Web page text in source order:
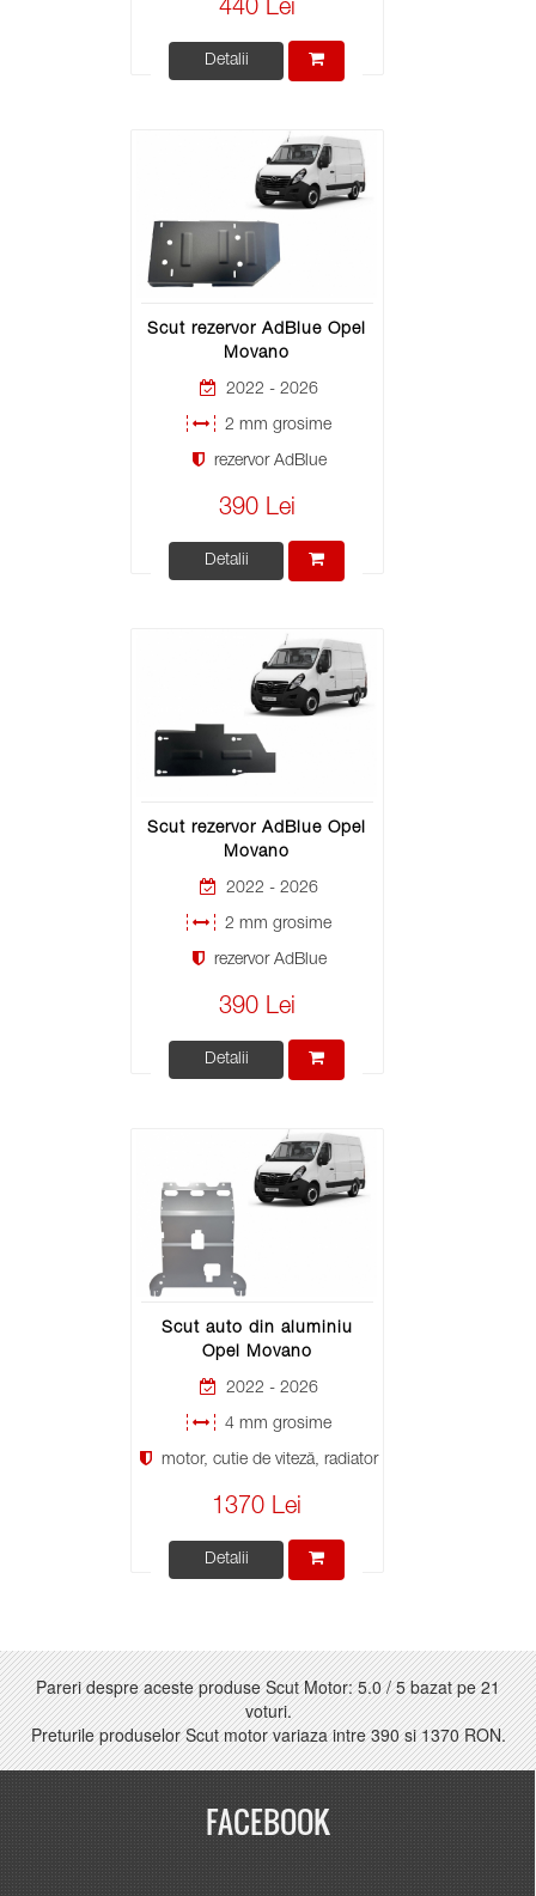
440 Lei
Detalii
Scut rezervor AdBlue Opel
Movano
2022 - 2026
2 mm grosime
rezervor AdBlue
390 Lei
Detalii
Scut rezervor AdBlue Opel
Movano
2022 - 2026
2 mm grosime
rezervor AdBlue
390 Lei
Detalii
Scut auto din aluminiu
Opel Movano
2022 - 2026
4 mm grosime
motor, cutie de viteză, radiator
1370 Lei
Detalii
Pareri despre aceste produse Scut Motor: 5.0/5bazat pe21
voturi.
Preturile produselor Scut motor variaza intre390si1370 RON.
FACEBOOK